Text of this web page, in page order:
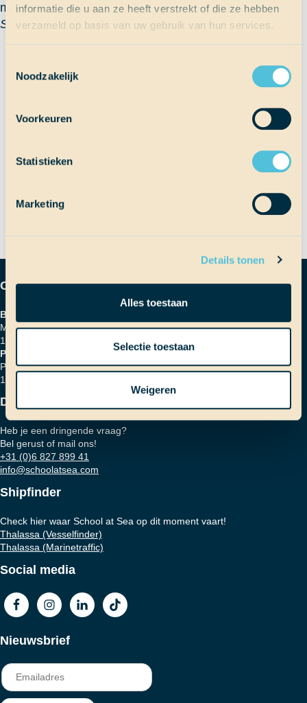
informatie die u aan ze heeft verstrekt of die ze hebben
verzameld op basis van uw gebruik van hun services.
Noodzakelijk
Voorkeuren
Statistieken
Marketing
Details tonen
Alles toestaan
Selectie toestaan
Weigeren
mijn lekkere warme dekbed.
Selma
Bericht
navigatie
Vorig bericht
Contactgegevens
Bezoekadres
Marinierskade 59
1018 HZ Amsterdam
Postadres
Postbus 16664
1001 RD Amsterdam
Dringende vraag?
Heb je een dringende vraag?
Bel gerust of mail ons!
+31 (0)6 827 899 41
info@schoolatsea.com
Shipfinder
Check hier waar School at Sea op dit moment vaart!
Thalassa (Vesselfinder)
Thalassa (Marinetraffic)
Social media
Nieuwsbrief